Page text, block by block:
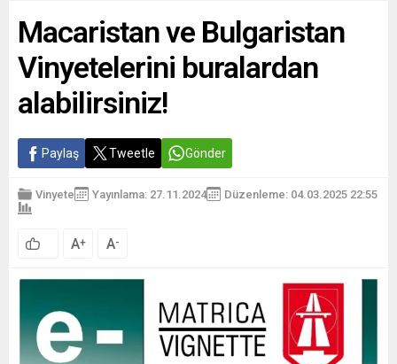
Macaristan ve Bulgaristan
Vinyetelerini buralardan
alabilirsiniz!
Paylaş Tweetle Gönder
Vinyete Yayınlama: 27.11.2024 Düzenleme: 04.03.2025 22:55
A+ A-